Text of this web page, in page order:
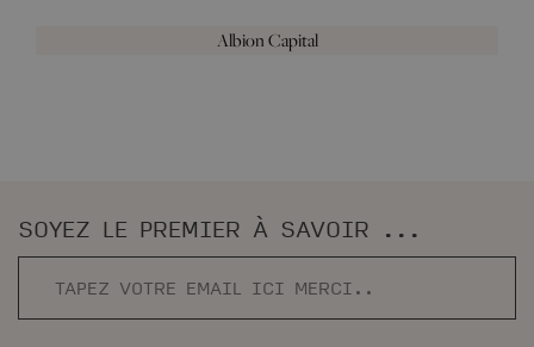
Albion Capital
SOYEZ LE PREMIER À SAVOIR ...